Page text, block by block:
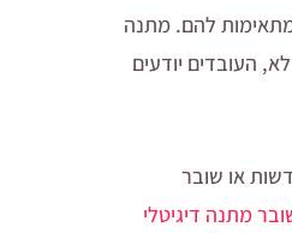
להם. מתנה
העובדים יודעים
או שובר
מתנה דיגיטלי